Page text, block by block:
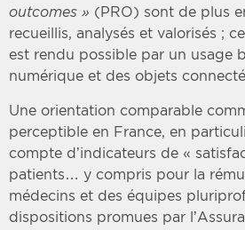
outcomes » (PRO) sont de plus
recueillis, analysés et valorisés ;
est rendu possible par un usage
numérique et des objets
Une orientation comparable
perceptible en France, en
compte d’indicateurs de «
patients… y compris pour la
médecins et des équipes
dispositions promues par